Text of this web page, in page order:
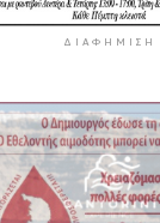
ΔΙΑΦΉΜΙΣΗ